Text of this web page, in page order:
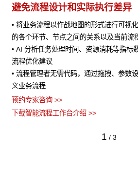
避免流程设计和实际执行差异
• 将业务流程以作战地图的形式进行可视
的各个环节、节点之间的关系以及当前流
• AI 分析任务处理时间、资源消耗等指标
流程优化建议
• 流程管理者无需代码，通过拖拽、参数
义业务流程
预约专家咨询 >>
下载智能流程工作台介绍 >>
1 / 3